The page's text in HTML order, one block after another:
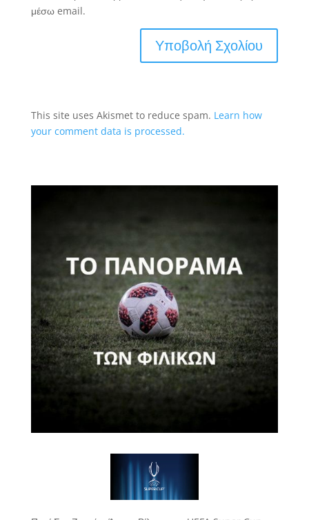
μέσω email.
This site uses Akismet to reduce spam. Learn how
your comment data is processed.